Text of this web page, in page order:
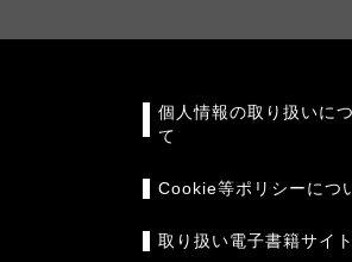
個人情報の取り扱いに
て
Cookie等ポリシーにつ
取り扱い電子書籍サイト